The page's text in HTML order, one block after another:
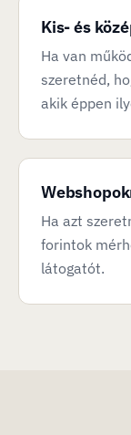
Kis- és
Ha van
szeretnéd,
akik éppen
Ha azt
forintok
látogatót.